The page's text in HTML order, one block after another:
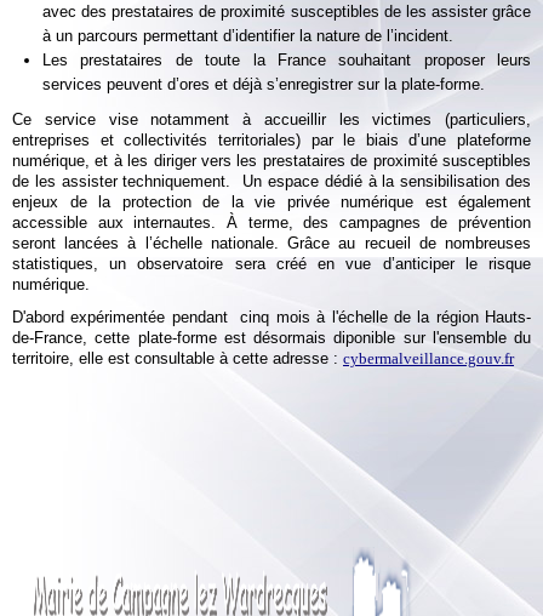
avec des prestataires de proximité susceptibles de les assister grâce
à un parcours permettant d’identifier la nature de l’incident.
Les prestataires de toute la France souhaitant proposer leurs
services peuvent d’ores et déjà s’enregistrer sur la plate-forme.
Ce service vise notamment à accueillir les victimes (particuliers,
entreprises et collectivités territoriales) par le biais d’une plateforme
numérique, et à les diriger vers les prestataires de proximité susceptibles
de les assister techniquement. Un espace dédié à la sensibilisation des
enjeux de la protection de la vie privée numérique est également
accessible aux internautes. À terme, des campagnes de prévention
seront lancées à l’échelle nationale. Grâce au recueil de nombreuses
statistiques, un observatoire sera créé en vue d’anticiper le risque
numérique.
D'abord expérimentée pendant cinq mois à l'échelle de la région Hauts-
de-France, cette plate-forme est désormais diponible sur l'ensemble du
territoire, elle est consultable à cette adresse : cybermalveillance.gouv.fr